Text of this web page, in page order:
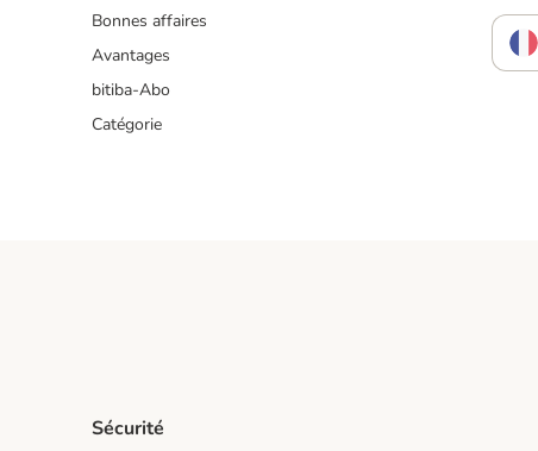
Bonnes affaires
Avantages
bitiba-Abo
Catégorie
Sécurité